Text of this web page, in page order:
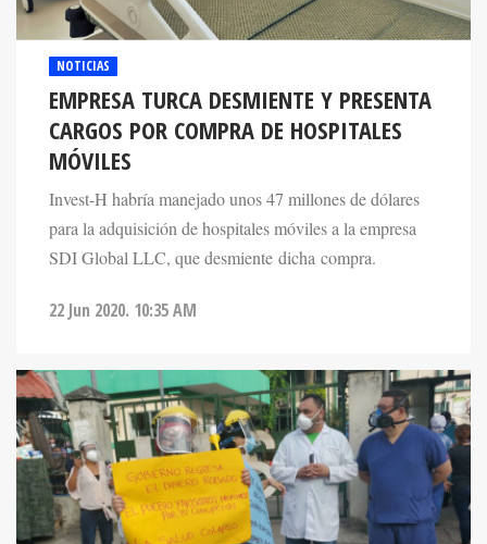
NOTICIAS
EMPRESA TURCA DESMIENTE Y PRESENTA
CARGOS POR COMPRA DE HOSPITALES
MÓVILES
Invest-H habría manejado unos 47 millones de dólares
para la adquisición de hospitales móviles a la empresa
SDI Global LLC, que desmiente dicha compra.
22 Jun 2020. 10:35 AM